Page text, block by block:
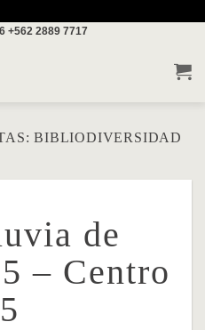
+562 2889 7717
BIBLIODIVERSIDAD
de
– Centro